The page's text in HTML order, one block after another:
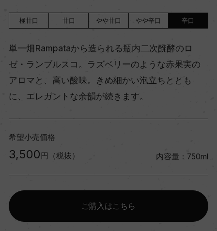
極甘口 甘口 やや甘口 やや辛口 辛口
単一畑Rampataから造られる瓶内二次醗酵のロ
ゼ・ランブルスコ。ラズベリーのような赤果実の
アロマと、高い酸味。きめ細かい泡立ちととも
に、エレガントな余韻が続きます。
希望小売価格
3,500 円（税抜） 内容量：750ml
ご購入はこちら